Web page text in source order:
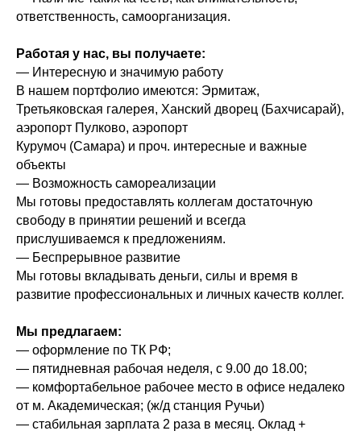
ответственность, самоорганизация.
Работая у нас, вы получаете:
— Интересную и значимую работу
В нашем портфолио имеются: Эрмитаж,
Третьяковская галерея, Ханский дворец (Бахчисарай),
аэропорт Пулково, аэропорт
Курумоч (Самара) и проч. интересные и важные
объекты
— Возможность самореализации
Мы готовы предоставлять коллегам достаточную
свободу в принятии решений и всегда
прислушиваемся к предложениям.
— Беспрерывное развитие
Мы готовы вкладывать деньги, силы и время в
развитие профессиональных и личных качеств коллег.
Мы предлагаем:
— оформление по ТК РФ;
— пятидневная рабочая неделя, с 9.00 до 18.00;
— комфортабельное рабочее место в офисе недалеко
от м. Академическая; (ж/д станция Ручьи)
— стабильная зарплата 2 раза в месяц. Оклад +